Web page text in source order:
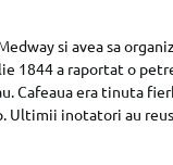
si avea sa
1844 a raportat o
Cafeaua era tinuta
Ultimii inotatori au